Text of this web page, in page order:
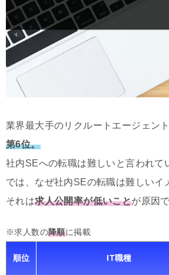
業界最大手のリクルートエージェン
第6位。
社内SEへの転職は難しいと言われて
では、なぜ社内SEの転職は難しいイ
それは求人公開率が低いことが原因で
※求人数の降順に掲載
順位 IT職種